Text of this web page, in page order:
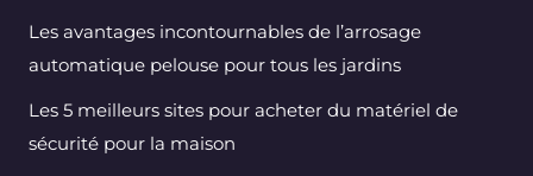
Les avantages incontournables de l’arrosage
automatique pelouse pour tous les jardins
Les 5 meilleurs sites pour acheter du matériel de
sécurité pour la maison